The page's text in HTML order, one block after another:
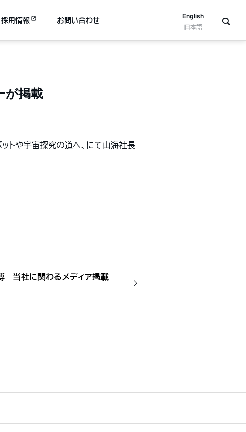
English
日本語
採用情報 お問い合わせ
が掲載
トや宇宙探究の道へ、にて山海社長
当社に関わるメディア掲載